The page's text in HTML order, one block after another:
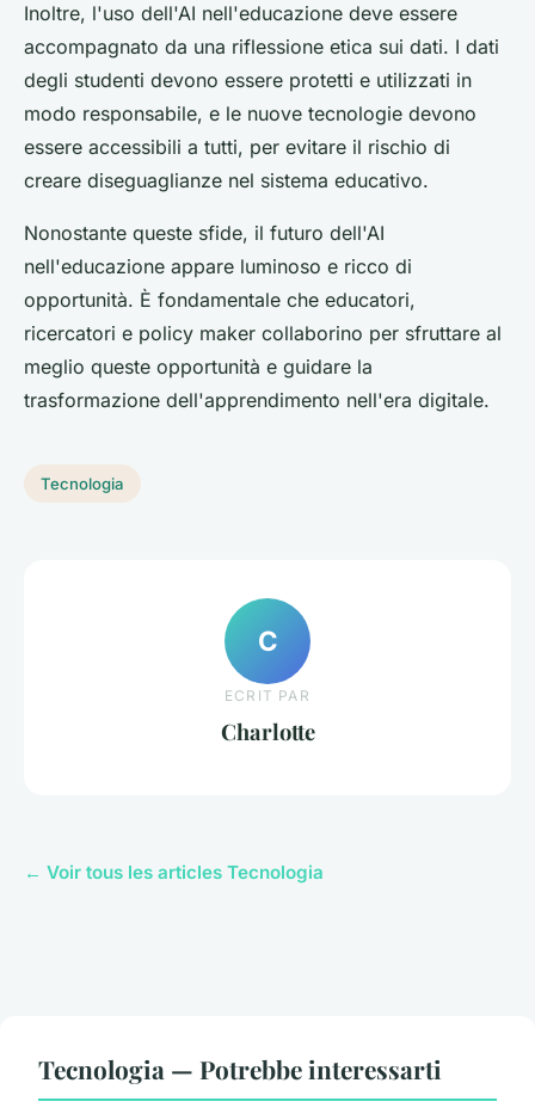
Inoltre, l'uso dell'AI nell'educazione deve essere
accompagnato da una riflessione etica sui dati. I dati
degli studenti devono essere protetti e utilizzati in
modo responsabile, e le nuove tecnologie devono
essere accessibili a tutti, per evitare il rischio di
creare diseguaglianze nel sistema educativo.
Nonostante queste sfide, il futuro dell'AI
nell'educazione appare luminoso e ricco di
opportunità. È fondamentale che educatori,
ricercatori e policy maker collaborino per sfruttare al
meglio queste opportunità e guidare la
trasformazione dell'apprendimento nell'era digitale.
Tecnologia
C
ECRIT PAR
Charlotte
← Voir tous les articles Tecnologia
Tecnologia — Potrebbe interessarti